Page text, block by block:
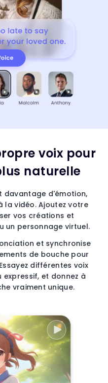
voix pour
naturelle
davantage d'émotion,
la vidéo. Ajoutez votre
vos créations et
un personnage virtuel.
et synchronise
de bouche pour
différentes voix
et donnez à
vraiment unique.